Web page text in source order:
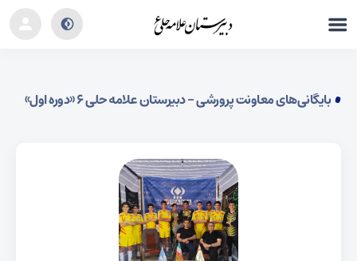
بایگانی‌های معاونت پرورشی - دبیرستان علامه حلی ۶ «دوره اول»